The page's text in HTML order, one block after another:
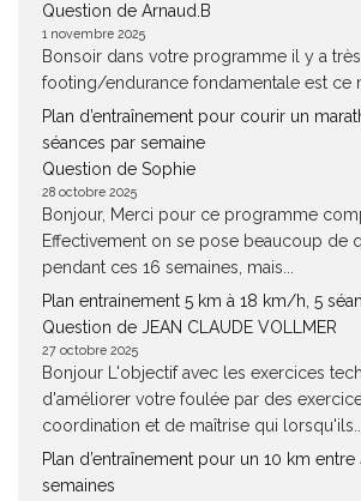
Question de Arnaud.B
1 novembre 2025
Bonsoir dans votre programme il y a
footing/endurance fondamentale est ce
Plan d’entraînement pour courir un
séances par semaine
Question de Sophie
28 octobre 2025
Bonjour, Merci pour ce programme
Effectivement on se pose beaucoup de
pendant ces 16 semaines, mais...
Plan entrainement 5 km à 18 km/h, 5
Question de JEAN CLAUDE VOLLMER
27 octobre 2025
Bonjour L'objectif avec les exercices
d'améliorer votre foulée par des
coordination et de maîtrise qui lorsqu'ils...
Plan d’entraînement pour un 10 km
semaines